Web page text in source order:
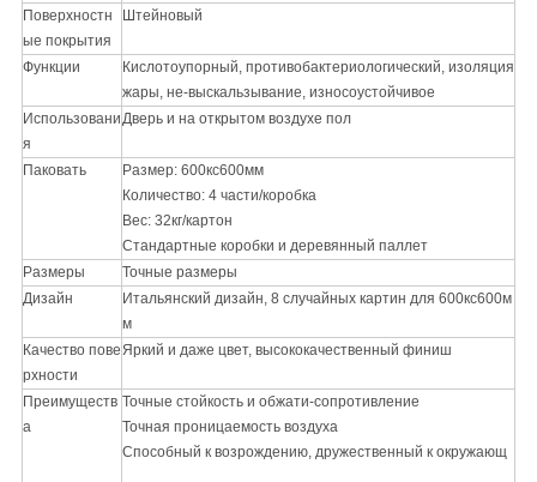
Поверхностн
ые покрытия
Штейновый
Функции
Кислотоупорный, противобактериологический, изоляция
жары, не-выскальзывание, износоустойчивое
Использовани
я
Дверь и на открытом воздухе пол
Паковать
Размер: 600кс600мм
Количество: 4 части/коробка
Вес: 32кг/картон
Стандартные коробки и деревянный паллет
Размеры
Точные размеры
Дизайн
Итальянский дизайн, 8 случайных картин для 600кс600м
м
Качество пове
рхности
Яркий и даже цвет, высококачественный финиш
Преимуществ
а
Точные стойкость и обжати-сопротивление
Точная проницаемость воздуха
Способный к возрождению, дружественный к окружающ